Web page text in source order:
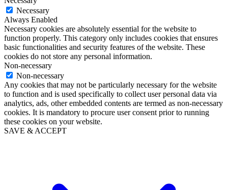
Necessary
Always Enabled
Necessary cookies are absolutely essential for the website to
function properly. This category only includes cookies that ensures
basic functionalities and security features of the website. These
cookies do not store any personal information.
Non-necessary
Non-necessary
Any cookies that may not be particularly necessary for the website
to function and is used specifically to collect user personal data via
analytics, ads, other embedded contents are termed as non-necessary
cookies. It is mandatory to procure user consent prior to running
these cookies on your website.
SAVE & ACCEPT